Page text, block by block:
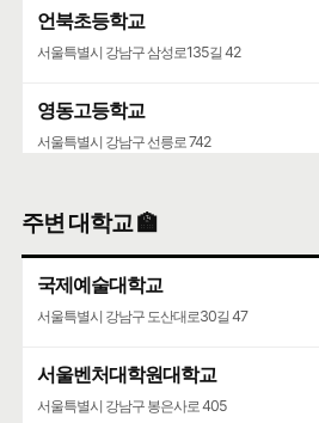
언북초등학교
서울특별시 강남구 삼성로135길 42
영동고등학교
서울특별시 강남구 선릉로 742
주변 대학교 🏫
국제예술대학교
서울특별시 강남구 도산대로30길 47
서울벤처대학원대학교
서울특별시 강남구 봉은사로 405